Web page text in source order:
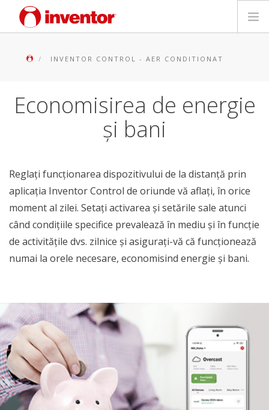
Blog
Contact
Cauta
Romanian
INVENTOR CONTROL - AER CONDITIONAT
Economisirea de energie
și bani
Reglați funcționarea dispozitivului de la distanță prin
aplicația Inventor Control de oriunde vă aflați, în orice
moment al zilei. Setați activarea și setările sale atunci
când condițiile specifice prevalează în mediu și în funcție
de activitățile dvs. zilnice și asigurați-vă că funcționează
numai la orele necesare, economisind energie și bani.